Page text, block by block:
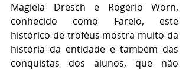
Magiela Dresch e Rogério Worn,
conhecido como Farelo, este
histórico de troféus mostra muito da
história da entidade e também das
conquistas dos alunos, que não